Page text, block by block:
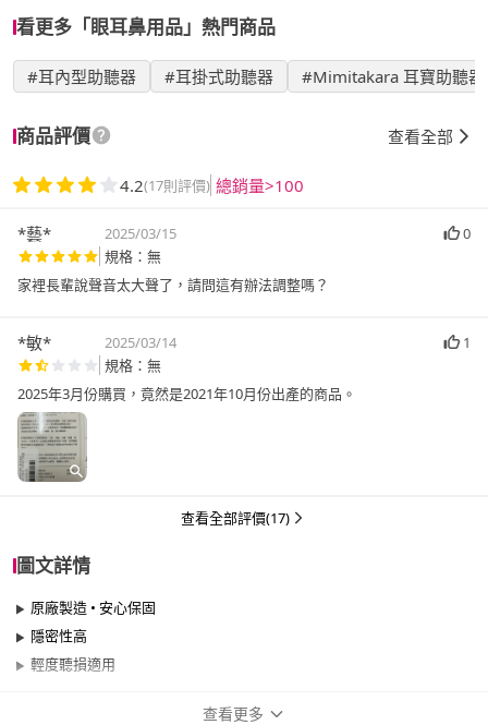
看更多「眼耳鼻用品」熱門商品
#耳內型助聽器 #耳掛式助聽器 #Mimitakara 耳寶助聽器
商品評價 查看全部
4.2(17則評價) 總銷量>100
*藝* 2025/03/15
0
規格：無
家裡長輩說聲音太大聲了，請問這有辦法調整嗎？
*敏* 2025/03/14
1
規格：無
2025年3月份購買，竟然是2021年10月份出產的商品。
查看全部評價(17)
圖文詳情
原廠製造 • 安心保固
隱密性高
輕度聽損適用
查看更多